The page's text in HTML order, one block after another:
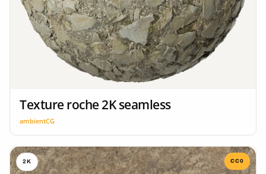
Texture roche 2K seamless
ambientCG
2K CC0